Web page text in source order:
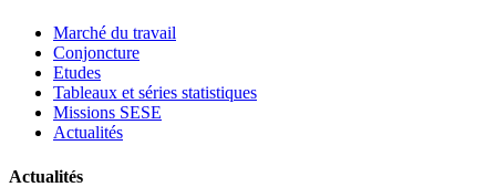
Marché du travail
Conjoncture
Etudes
Tableaux et séries statistiques
Missions SESE
Actualités
Actualités